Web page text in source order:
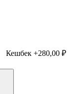
Кешбек +280,00 ₽